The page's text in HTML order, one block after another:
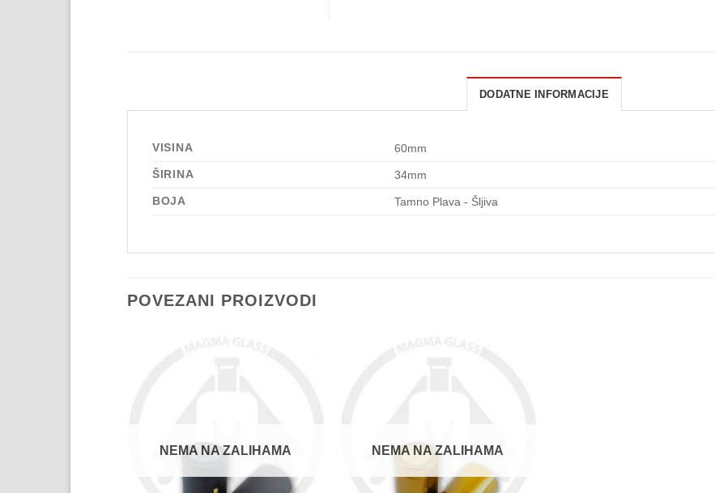
DODATNE INFORMACIJE
VISINA
60mm
ŠIRINA
34mm
BOJA
Tamno Plava - Šljiva
POVEZANI PROIZVODI
NEMA NA ZALIHAMA NEMA NA ZALIHAMA